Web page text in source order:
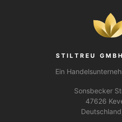
STILTREU
Ein
Sonsbecker
47626